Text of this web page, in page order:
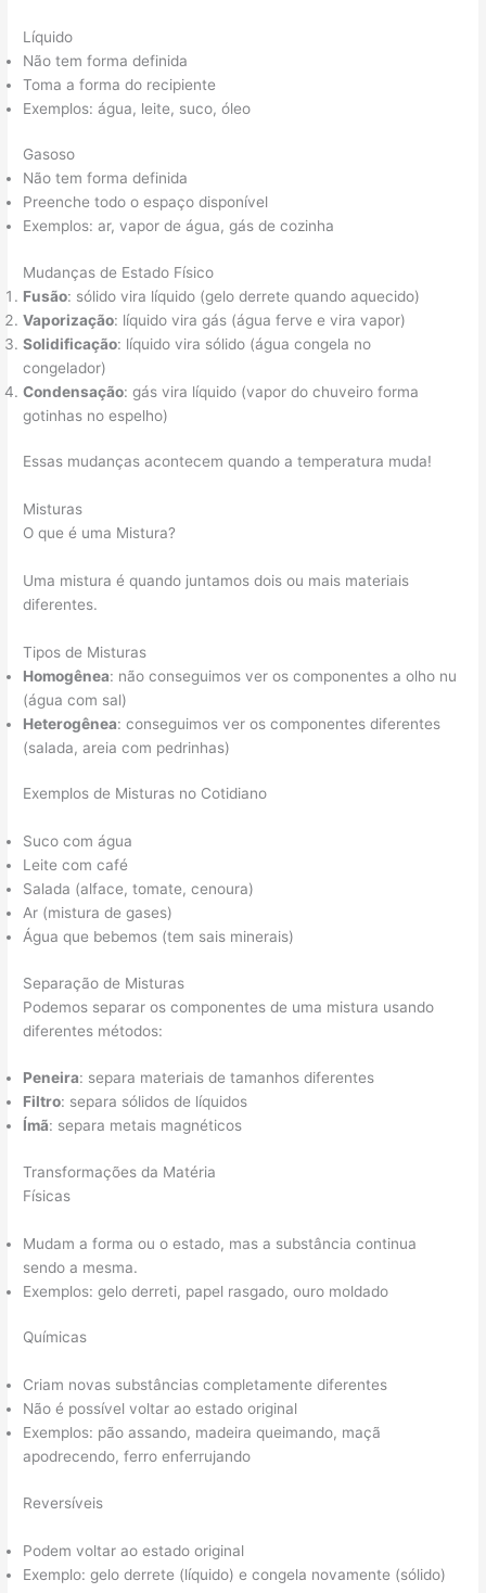
Líquido
Não tem forma definida
Toma a forma do recipiente
Exemplos: água, leite, suco, óleo
Gasoso
Não tem forma definida
Preenche todo o espaço disponível
Exemplos: ar, vapor de água, gás de cozinha
Mudanças de Estado Físico
Fusão: sólido vira líquido (gelo derrete quando aquecido)
Vaporização: líquido vira gás (água ferve e vira vapor)
Solidificação: líquido vira sólido (água congela no
congelador)
Condensação: gás vira líquido (vapor do chuveiro forma
gotinhas no espelho)
Essas mudanças acontecem quando a temperatura muda!
Misturas
O que é uma Mistura?
Uma mistura é quando juntamos dois ou mais materiais
diferentes.
Tipos de Misturas
Homogênea: não conseguimos ver os componentes a olho nu
(água com sal)
Heterogênea: conseguimos ver os componentes diferentes
(salada, areia com pedrinhas)
Exemplos de Misturas no Cotidiano
Suco com água
Leite com café
Salada (alface, tomate, cenoura)
Ar (mistura de gases)
Água que bebemos (tem sais minerais)
Separação de Misturas
Podemos separar os componentes de uma mistura usando
diferentes métodos:
Peneira: separa materiais de tamanhos diferentes
Filtro: separa sólidos de líquidos
Ímã: separa metais magnéticos
Transformações da Matéria
Físicas
Mudam a forma ou o estado, mas a substância continua
sendo a mesma.
Exemplos: gelo derreti, papel rasgado, ouro moldado
Químicas
Criam novas substâncias completamente diferentes
Não é possível voltar ao estado original
Exemplos: pão assando, madeira queimando, maçã
apodrecendo, ferro enferrujando
Reversíveis
Podem voltar ao estado original
Exemplo: gelo derrete (líquido) e congela novamente (sólido)